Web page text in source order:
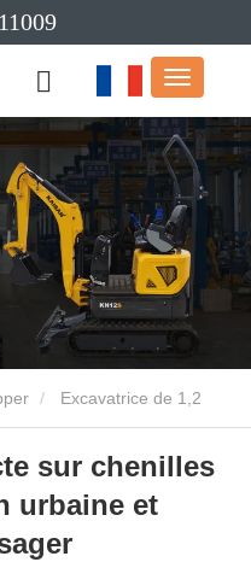
Excavatrice de 1,2
sur chenilles
urbaine et